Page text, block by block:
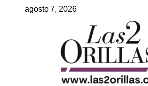
agosto 7, 2026